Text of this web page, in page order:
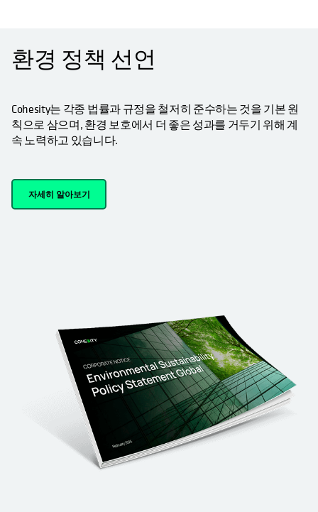
환경 정책 선언
Cohesity는 각종 법률과 규정을 철저히 준수하는 것을 기본 원
칙으로 삼으며, 환경 보호에서 더 좋은 성과를 거두기 위해 계
속 노력하고 있습니다.
자세히 알아보기